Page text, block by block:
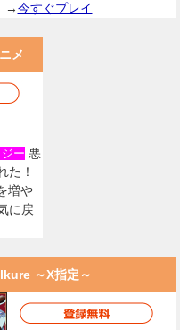
→今すぐプレイ
メ
ー 悪
た！
増や
に戻
～X指定～